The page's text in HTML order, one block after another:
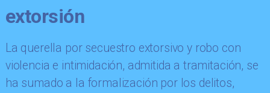
extorsión
La querella por secuestro extorsivo y robo con
violencia e intimidación, admitida a tramitación, se
ha sumado a la formalización por los delitos,